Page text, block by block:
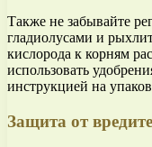
Также не забывайте
гладиолусами и
кислорода к корням
использовать
инструкцией на
Защита от